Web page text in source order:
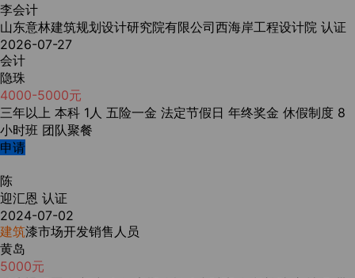
李会计
山东意林建筑规划设计研究院有限公司西海岸工程设计院 认证
2026-07-27
会计
隐珠
4000-5000元
三年以上 本科 1人 五险一金 法定节假日 年终奖金 休假制度 8
小时班 团队聚餐
申请
陈
迎汇恩 认证
2024-07-02
建筑漆市场开发销售人员
黄岛
5000元